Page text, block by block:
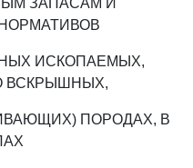
ЗАПАСАМ И
ИСКОПАЕМЫХ,
ВСКРЫШНЫХ,
ПОРОДАХ, В